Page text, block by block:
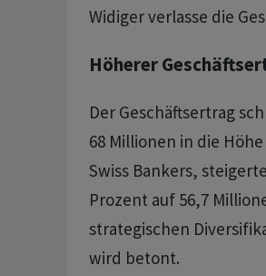
Widiger verlasse die
Höherer
Der Geschäftsertrag
68 Millionen in die
Swiss Bankers,
Prozent auf 56,7
strategischen
wird betont.